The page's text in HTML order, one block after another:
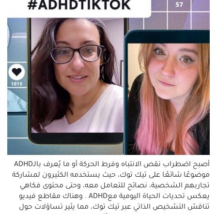
أصبح اضطراب نقص الانتباه وفرط الحركة أو ما يُعرف بالـADHD
موضوعًا شائعًا على تيك توك، حيث يستخدمه الكثيرون لمشاركة
تجاربهم الشخصية، نصائح للتعامل معه، وحتى محتوى فكاهي
يعكس تحديات الحياة اليومية معADHD . وهناك مقاطع فيديو
تناقش التشخيص الذاتي عبر تيك توك، مما يثير تساؤلات حول